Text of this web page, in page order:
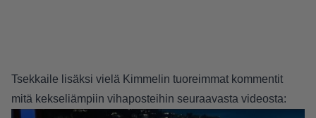
Tsekkaile lisäksi vielä Kimmelin tuoreimmat kommentit
mitä kekseliämpiin vihaposteihin seuraavasta videosta: